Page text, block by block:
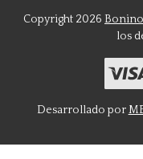
Copyright 2026
los
Desarrollado por